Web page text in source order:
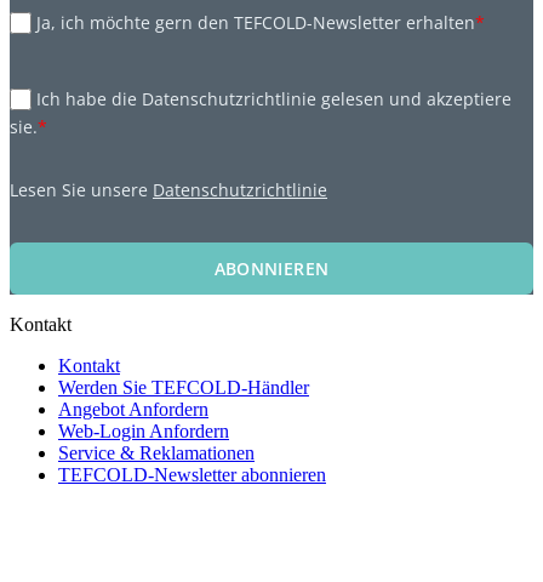
Ja, ich möchte gern den TEFCOLD-Newsletter erhalten*
Ich habe die Datenschutzrichtlinie gelesen und akzeptiere
sie.*
Lesen Sie unsere Datenschutzrichtlinie
ABONNIEREN
Kontakt
Kontakt
Werden Sie TEFCOLD-Händler
Angebot Anfordern
Web-Login Anfordern
Service & Reklamationen
TEFCOLD-Newsletter abonnieren